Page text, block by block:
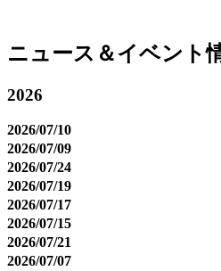
ニュース＆イベント
2026
2026/07/10
2026/07/09
2026/07/24
2026/07/19
2026/07/17
2026/07/15
2026/07/21
2026/07/07